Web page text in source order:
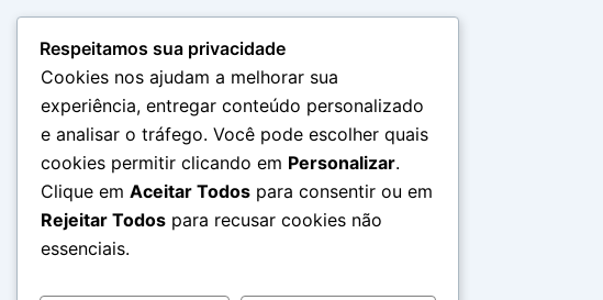
Respeitamos sua privacidade
Cookies nos ajudam a melhorar sua
experiência, entregar conteúdo personalizado
e analisar o tráfego. Você pode escolher quais
cookies permitir clicando em Personalizar.
Clique em Aceitar Todos para consentir ou em
Rejeitar Todos para recusar cookies não
essenciais.